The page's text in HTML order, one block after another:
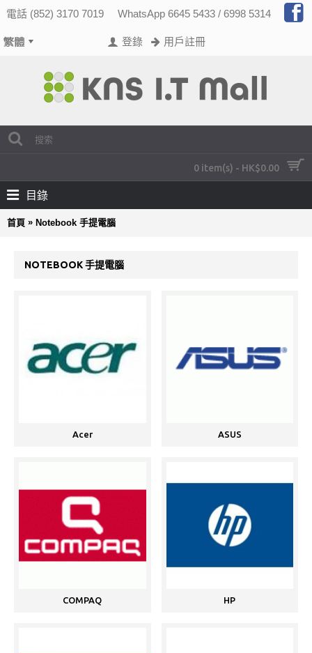
電話 (852) 3170 7019 WhatsApp 6645 5433 / 6998 5314
登錄 用戶註冊
0 item(s) - HK$0.00
目錄
首頁 » Notebook 手提電腦
NOTEBOOK 手提電腦
Acer ASUS
COMPAQ HP